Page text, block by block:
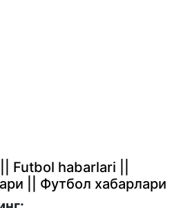
Futbol habarlari ||
|| Футбол хабарлари